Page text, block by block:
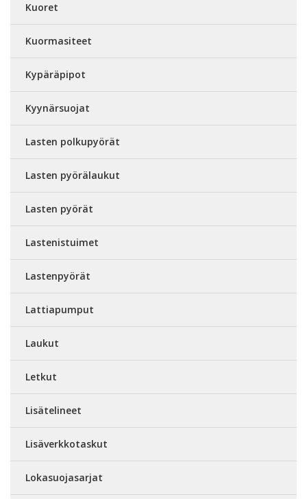
Kuoret
Kuormasiteet
Kypäräpipot
Kyynärsuojat
Lasten polkupyörät
Lasten pyörälaukut
Lasten pyörät
Lastenistuimet
Lastenpyörät
Lattiapumput
Laukut
Letkut
Lisätelineet
Lisäverkkotaskut
Lokasuojasarjat